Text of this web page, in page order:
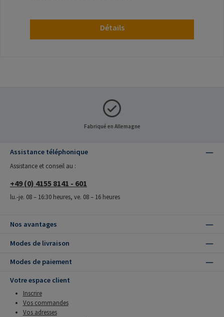
Détails
Fabriqué en Allemagne
Assistance téléphonique
Assistance et conseil au :
+49 (0) 4155 8141 - 601
lu.-je. 08 – 16:30 heures, ve. 08 – 16 heures
Nos avantages
Modes de livraison
Modes de paiement
Votre espace client
Inscrire
Vos commandes
Vos adresses